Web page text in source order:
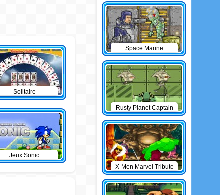
Solitaire
Jeux Sonic
Space Marine
Rusty Planet Captain
Zorro
X-Men Marvel Tribute